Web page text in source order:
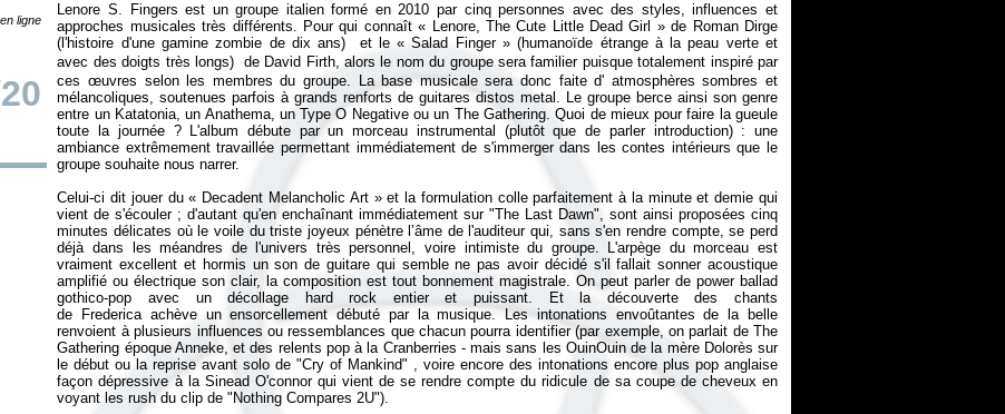
ligne
Lenore S. Fingers est un groupe italien formé en 2010 par cinq personnes avec des styles, influences et
approches musicales très différents. Pour qui connaît « Lenore, The Cute Little Dead Girl » de Roman Dirge
(l'histoire d'une gamine zombie de dix ans) et le «Salad Finger» (humanoïde étrange à la peau verte et
avec des doigts très longs) de David Firth, alors le nom du groupe sera familier puisque totalement inspiré par
ces œuvres selon les membres du groupe. La base musicale sera donc faite d' atmosphères sombres et
mélancoliques, soutenues parfois à grands renforts de guitares distos metal. Le groupe berce ainsi son genre
entre un Katatonia, un Anathema, un Type O Negative ou un The Gathering. Quoi de mieux pour faire la gueule
toute la journée ? L'album débute par un morceau instrumental (plutôt que de parler introduction) : une
ambiance extrêmement travaillée permettant immédiatement de s'immerger dans les contes intérieurs que le
groupe souhaite nous narrer.
Celui-ci dit jouer du« Decadent Melancholic Art » et la formulation colle parfaitement à la minute et demie qui
vient de s'écouler ; d'autant qu'en enchaînant immédiatement sur "The Last Dawn", sont ainsi proposées cinq
minutes délicates où le voile du triste joyeux pénètre l’âme de l'auditeur qui, sans s'en rendre compte, se perd
déjà dans les méandres de l'univers très personnel, voire intimiste du groupe. L'arpège du morceau est
vraiment excellent et hormis un son de guitare qui semble ne pas avoir décidé s'il fallait sonner acoustique
amplifié ou électrique son clair, la composition est tout bonnement magistrale. On peut parler de power ballad
gothico-pop avec un décollage hard rock entier et puissant. Et la découverte des chants
de
Frederica achève un ensorcellement débuté par la musique. Les intonations envoûtantes de la belle
renvoient à plusieurs influences ou ressemblances que chacun pourra identifier (par exemple, on parlait de The
Gathering époque Anneke, et des relents pop à la Cranberries - mais sans les OuinOuin de la mère Dolorès sur
le début ou la reprise avant solo de "Cry of Mankind" , voire encore des intonations encore plus pop anglaise
façon dépressive à la Sinead O'connor qui vient de se rendre compte du ridicule de sa coupe de cheveux en
voyant les rush du clip de " Nothing Compares 2U").